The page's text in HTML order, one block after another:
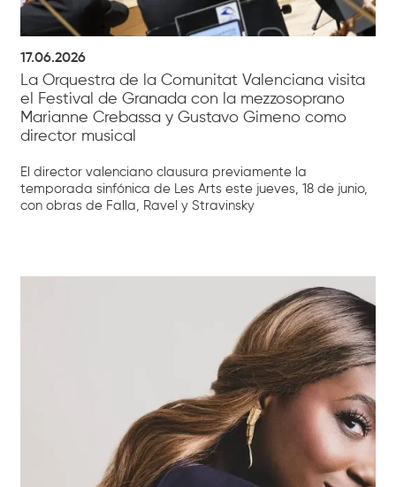
17.06.2026
La Orquestra de la Comunitat Valenciana visita
el Festival de Granada con la mezzosoprano
Marianne Crebassa y Gustavo Gimeno como
director musical
El director valenciano clausura previamente la
temporada sinfónica de Les Arts este jueves, 18 de junio,
con obras de Falla, Ravel y Stravinsky